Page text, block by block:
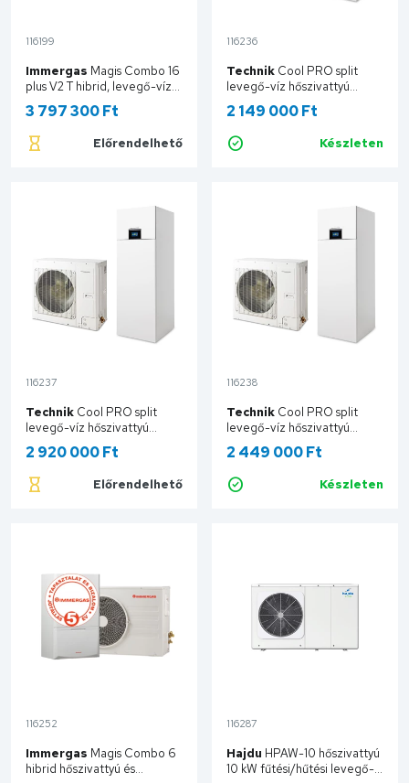
116199
Immergas Magis Combo 16
plus V2 T hibrid, levegő-víz
hőszivattyú és kondenzációs
fűtő kazán, osztott
rendszerű 3.030830
3 797 300 Ft
Előrendelhető
Kosárba
116236
Technik Cool PRO split
levegő-víz hőszivattyú
beépített 185 literes HMV
tárolóval, 10 kW, 1 fázisú, 230
V TCNT32001001FE
2 149 000 Ft
Készleten
Kosárba
116237
Technik Cool PRO split
levegő-víz hőszivattyú
beépített 185 literes HMV
tárolóval, 12 kW, 3 fázisú,
400 V TCNT32001253FE
2 920 000 Ft
Előrendelhető
Kosárba
116238
Technik Cool PRO split
levegő-víz hőszivattyú
beépített 185 literes HMV
tárolóval, 16 kW, 3 fázisú,
400 V TCNT32001603FE
2 449 000 Ft
Készleten
Kosárba
116252
Immergas Magis Combo 6
hibrid hőszivattyú és
116287
Hajdu HPAW-10 hőszivattyú
10 kW fűtési/hűtési levegő-